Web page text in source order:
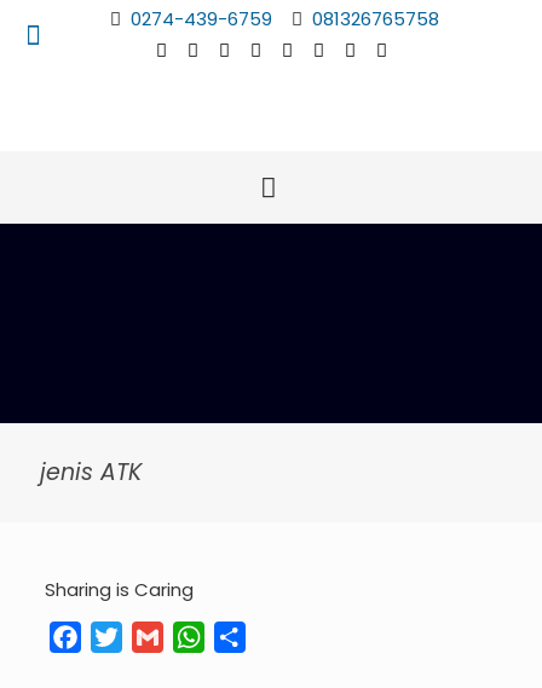
0274-439-6759 081326765758
jenis ATK
Sharing is Caring
FacebookTwitterGmail WhatsApp